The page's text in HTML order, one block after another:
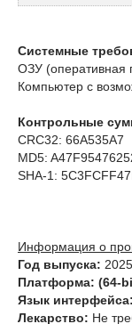
Системные
ОЗУ (оперативная
Компьютер с
Контрольные
CRC32: 66A535A7
MD5:
SHA-1:
Информация о
Год выпуска: 2025
Платформа: (64-
Язык интерфейса:
Лекарство: Не